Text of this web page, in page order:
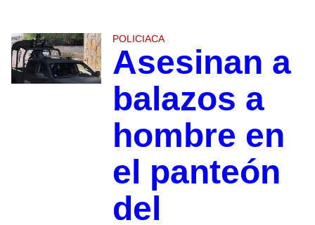
POLICIACA
Asesinan a
balazos a
hombre en
el panteón
del